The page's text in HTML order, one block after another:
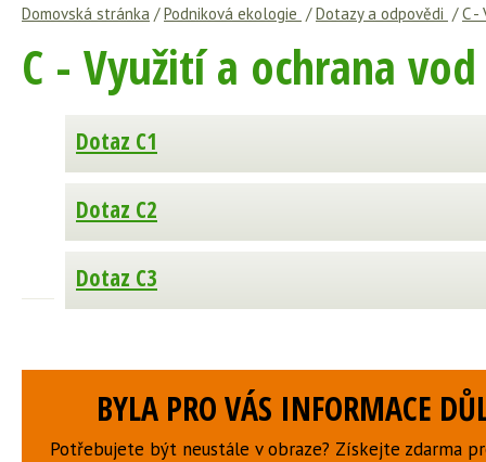
Domovská stránka /Podniková ekologie /Dotazy a odpovědi /C
C - Využití a ochrana vod
Dotaz C1
Dotaz C2
Dotaz C3
BYLA PRO VÁS INFORMACE
Potřebujete být neustále v obraze? Získejte zdarma